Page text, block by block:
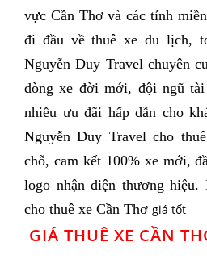
vực Cần Thơ và các tỉnh
đi đầu về thuê xe du lịch,
Nguyễn Duy Travel chuyên
dòng xe đời mới, đội ngũ
nhiều ưu đãi hấp dẫn cho
Nguyễn Duy Travel cho
chỗ, cam kết 100% xe mới,
logo nhận diện thương
cho thuê xe Cần Thơ giá tốt
GIÁ THUÊ XE CẦN